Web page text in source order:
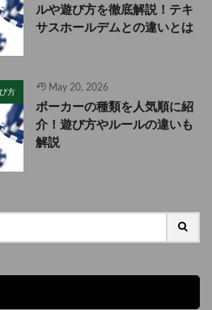
ルや遊び方を徹底解説！テキ
サスホールデムとの違いとは
方 May 20, 2026
ポーカーの種類を人気順に紹
介！遊び方やルールの違いも
解説